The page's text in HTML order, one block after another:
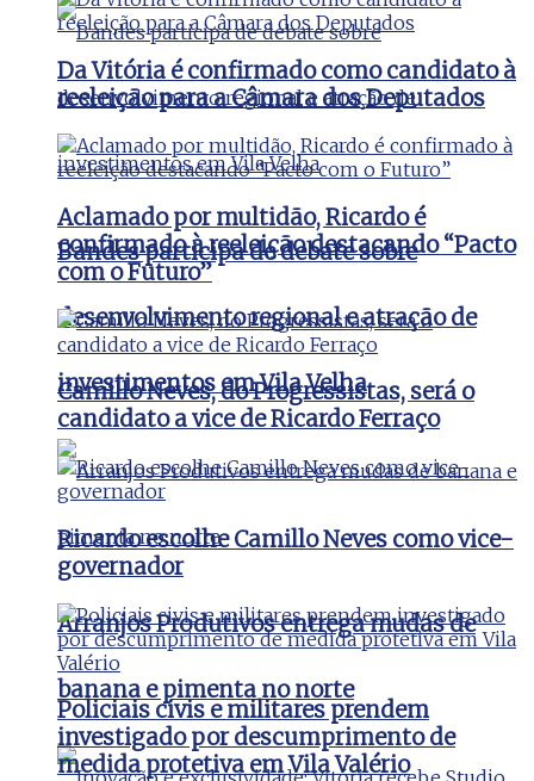
Bandes participa de debate sobre
desenvolvimento regional e atração de
investimentos em Vila Velha
Arranjos Produtivos entrega mudas de
banana e pimenta no norte
Da Vitória é confirmado como candidato à
reeleição para a Câmara dos Deputados
Aclamado por multidão, Ricardo é
confirmado à reeleição destacando “Pacto
com o Futuro”
Camillo Neves, do Progressistas, será o
candidato a vice de Ricardo Ferraço
Ricardo escolhe Camillo Neves como vice-
governador
Policiais civis e militares prendem
investigado por descumprimento de
medida protetiva em Vila Valério